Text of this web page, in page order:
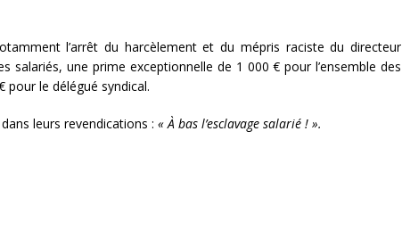
l’arrêt du harcèlement et du mépris raciste du directeur
salariés, une prime exceptionnelle de 1 000 € pour l’ensemble des
pour le délégué syndical.
leurs revendications : « À bas l’esclavage salarié ! ».